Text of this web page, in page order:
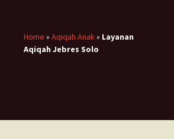
Home » Aqiqah Anak» Layanan
Aqiqah Jebres Solo